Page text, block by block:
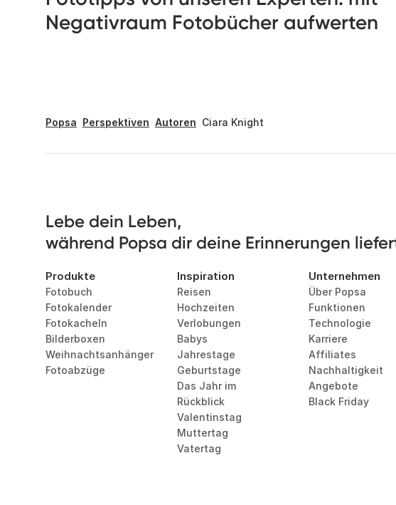
Negativraum Fotobücher aufwerten
Popsa Perspektiven Autoren Ciara Knight
Lebe dein Leben,
während Popsa dir deine Erinnerungen
Produkte
Fotobuch
Fotokalender
Fotokacheln
Bilderboxen
Weihnachtsanhänger
Fotoabzüge
Inspiration
Reisen
Hochzeiten
Verlobungen
Babys
Jahrestage
Geburtstage
Das Jahr im
Rückblick
Valentinstag
Muttertag
Vatertag
Unternehmen
Über Popsa
Funktionen
Technologie
Karriere
Affiliates
Nachhaltigkeit
Angebote
Black Friday